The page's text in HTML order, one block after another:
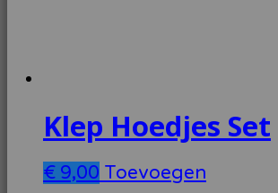
Klep Hoedjes Set
€ 9,00 Toevoegen